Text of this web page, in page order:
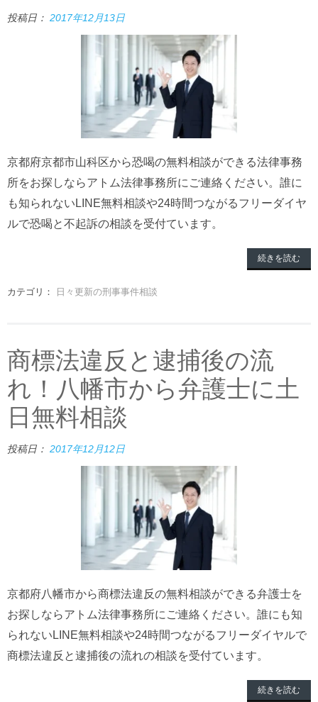
投稿日： 2017年12月13日
京都府京都市山科区から恐喝の無料相談ができる法律事務
所をお探しならアトム法律事務所にご連絡ください。誰に
も知られないLINE無料相談や24時間つながるフリーダイヤ
ルで恐喝と不起訴の相談を受付ています。
続きを読む
カテゴリ： 日々更新の刑事事件相談
商標法違反と逮捕後の流
れ！八幡市から弁護士に土
日無料相談
投稿日： 2017年12月12日
京都府八幡市から商標法違反の無料相談ができる弁護士を
お探しならアトム法律事務所にご連絡ください。誰にも知
られないLINE無料相談や24時間つながるフリーダイヤルで
商標法違反と逮捕後の流れの相談を受付ています。
続きを読む